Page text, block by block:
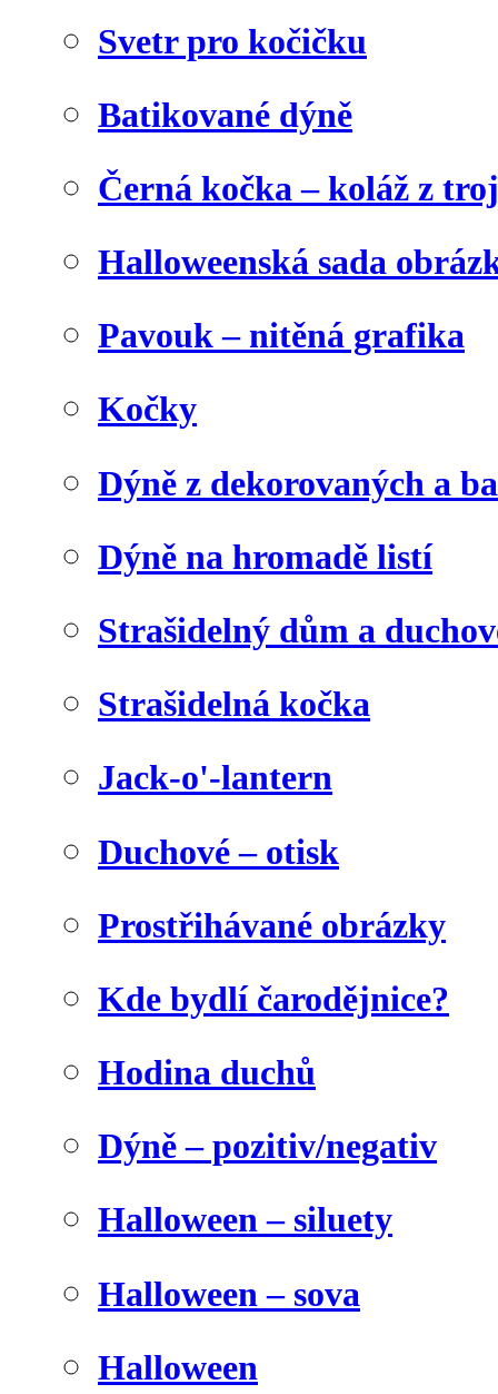
Svetr pro kočičku
Batikované dýně
Černá kočka – koláž z
Halloweenská sada
Pavouk – nitěná grafika
Kočky
Dýně z dekorovaných a
Dýně na hromadě listí
Strašidelný dům a
Strašidelná kočka
Jack-o'-lantern
Duchové – otisk
Prostřihávané obrázky
Kde bydlí čarodějnice?
Hodina duchů
Dýně – pozitiv/negativ
Halloween – siluety
Halloween – sova
Halloween